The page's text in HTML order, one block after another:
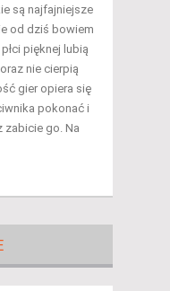
są najfajniejsze
od dziś bowiem
pięknej lubią
nie cierpią
gier opiera się
pokonać i
zabicie go. Na